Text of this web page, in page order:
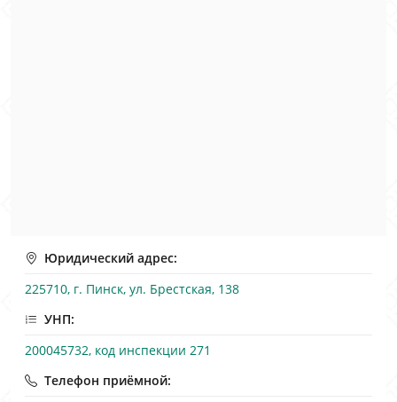
Юридический адрес:
225710, г. Пинск, ул. Брестская, 138
УНП:
200045732, код инспекции 271
Телефон приёмной: